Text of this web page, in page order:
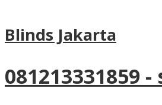
Blinds Jakarta
081213331859
Tag Archives:
Toko Penjual